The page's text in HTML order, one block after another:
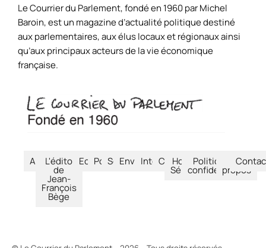
Le Courrier du Parlement, fondé en 1960 par Michel
Baroin, est un magazine d’actualité politique destiné
aux parlementaires, aux élus locaux et régionaux ainsi
qu’aux principaux acteurs de la vie économique
française.
Accueil
L'édito
de
Jean-
François
Bège
Economie
Politique
SociétéEnvironnement
International
CultureHors-
Séries
Politique de
confidentialité
À
propos